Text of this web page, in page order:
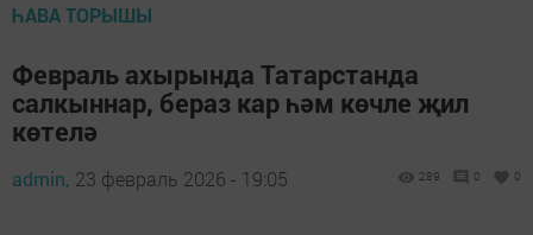
ҺАВА ТОРЫШЫ
Февраль ахырында Татарстанда
салкыннар, бераз кар һәм көчле җил
көтелә
admin, 23 февраль 2026 - 19:05 289 0 0